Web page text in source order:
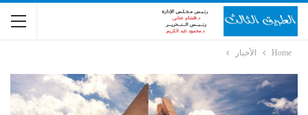
Home الأخبار